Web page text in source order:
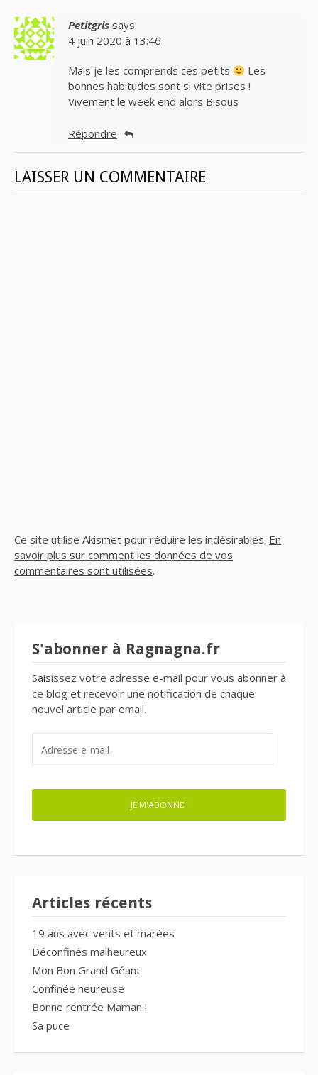
Petitgris says:
4 juin 2020 à 13:46
Mais je les comprends ces petits
Les
bonnes habitudes sont si vite prises !
Vivement le week end alors Bisous
Répondre
LAISSER UN COMMENTAIRE
Ce site utilise Akismet pour réduire les indésirables. En
savoir plus sur comment les données de vos
commentaires sont utilisées.
S'abonner à Ragnagna.fr
Saisissez votre adresse e-mail pour vous abonner à
ce blog et recevoir une notification de chaque
nouvel article par email.
MAIL
JE M'ABONNE !
Articles récents
19 ans avec vents et marées
Déconfinés malheureux
Mon Bon Grand Géant
Confinée heureuse
Bonne rentrée Maman !
Sa puce